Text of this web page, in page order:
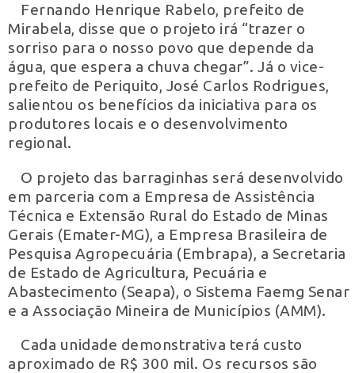
Fernando Henrique Rabelo, prefeito de
Mirabela, disse que o projeto irá “trazer o
sorriso para o nosso povo que depende da
água, que espera a chuva chegar”. Já o vice-
prefeito de Periquito, José Carlos Rodrigues,
salientou os benefícios da iniciativa para os
produtores locais e o desenvolvimento
regional.
O projeto das barraginhas será desenvolvido
em parceria com a Empresa de Assistência
Técnica e Extensão Rural do Estado de Minas
Gerais (Emater-MG), a Empresa Brasileira de
Pesquisa Agropecuária (Embrapa), a Secretaria
de Estado de Agricultura, Pecuária e
Abastecimento (Seapa), o Sistema Faemg Senar
e a Associação Mineira de Municípios (AMM).
Cada unidade demonstrativa terá custo
aproximado de R$ 300 mil. Os recursos são